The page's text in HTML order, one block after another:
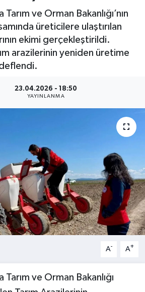
ve Orman Bakanlığı’nın
üreticilere ulaştırılan
ekimi gerçekleştirildi.
arazilerinin yeniden üretime
23.04.2026 - 18:50
YAYINLANMA
A- A+
ve Orman Bakanlığı